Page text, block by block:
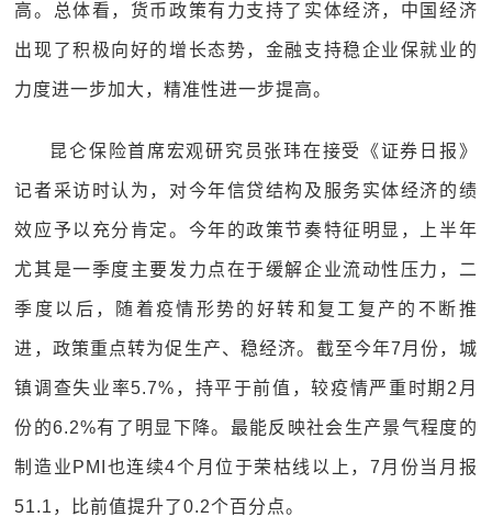
高。总体看，货币政策有力支持了实体经济，中国经济
出现了积极向好的增长态势，金融支持稳企业保就业的
力度进一步加大，精准性进一步提高。
昆仑保险首席宏观研究员张玮在接受《证券日报》
记者采访时认为，对今年信贷结构及服务实体经济的绩
效应予以充分肯定。今年的政策节奏特征明显，上半年
尤其是一季度主要发力点在于缓解企业流动性压力，二
季度以后，随着疫情形势的好转和复工复产的不断推
进，政策重点转为促生产、稳经济。截至今年7月份，城
镇调查失业率5.7%，持平于前值，较疫情严重时期2月
份的6.2%有了明显下降。最能反映社会生产景气程度的
制造业PMI也连续4个月位于荣枯线以上，7月份当月报
51.1，比前值提升了0.2个百分点。